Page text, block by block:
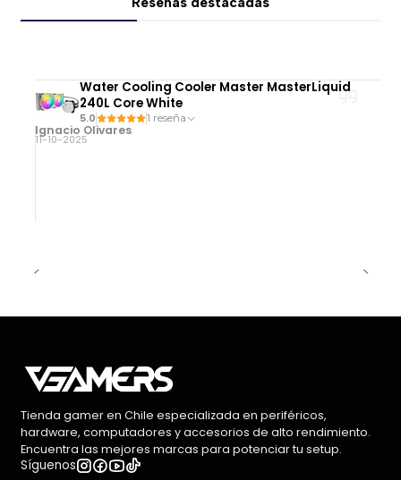
Water Cooling Cooler Master MasterLiquid
240L Core White
5.0 1 reseña
Ignacio Olivares
11-10-2025
Tienda gamer en Chile especializada en periféricos,
hardware, computadores y accesorios de alto rendimiento.
Encuentra las mejores marcas para potenciar tu setup.
Síguenos